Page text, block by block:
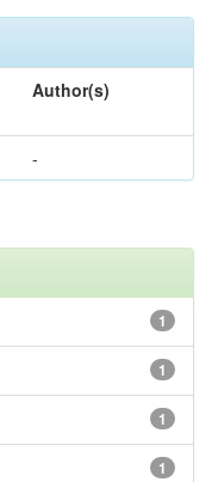
Author(s)
-
1
1
1
1